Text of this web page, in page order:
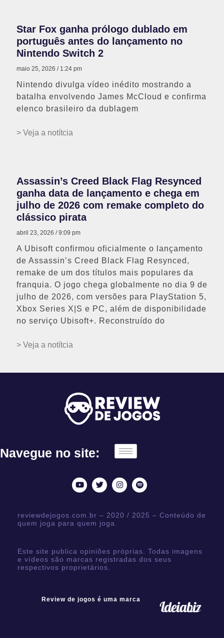
Star Fox ganha prólogo dublado em
português antes do lançamento no
Nintendo Switch 2
maio 25, 2026 1:24 pm
Nintendo divulga vídeo inédito mostrando a
batalha envolvendo James McCloud e confirma
elenco brasileiro da dublagem
> Veja a notítcia
Assassin’s Creed Black Flag Resynced
ganha data de lançamento e chega em
julho de 2026 com remake completo do
clássico pirata
abril 23, 2026 9:09 pm
A Ubisoft confirmou oficialmente o lançamento
de Assassin’s Creed Black Flag Resynced,
remake de um dos títulos mais populares da
franquia. O jogo chega globalmente no dia 9 de
julho de 2026, com versões para PlayStation 5,
Xbox Series X|S e PC, além de disponibilidade
no serviço Ubisoft+. Reconstruído do
> Veja a notítcia
Navegue no site:
reviewdejogos.com.br – 2020 / 2025 – Conteúdo de
quem joga para quem joga.
Este site publica opiniões próprias. Todas imagens
e vídeos são marcas registradas dos seus
respectivos proprietários.
Review de jogos é uma marca